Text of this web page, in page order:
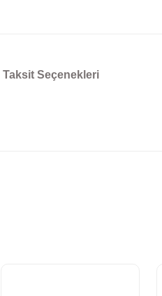
Taksit Seçenekleri